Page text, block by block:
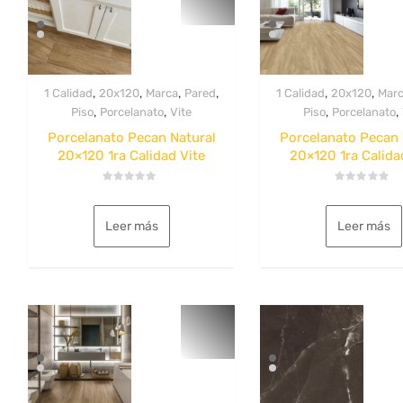
1 Calidad, 20x120, Marca, Pared,
Piso, Porcelanato, Vite
Porcelanato Pecan Natural
20×120 1ra Calidad Vite
con
de
Leer más
1 Calidad,20x120,
Piso, Porcelanato,
Porcelanato Pecan
20×120 1ra
con
de
Leer más